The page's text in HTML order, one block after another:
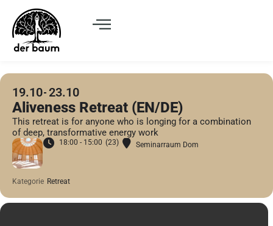
19.10 23.10
Aliveness Retreat (EN/DE)
This retreat is for anyone who is longing for a combination
of deep, transformative energy work
18:00 - 15:00 (23) Seminarraum Dom
Kategorie Retreat